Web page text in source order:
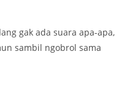
gak ada suara apa-apa,
sambil ngobrol sama